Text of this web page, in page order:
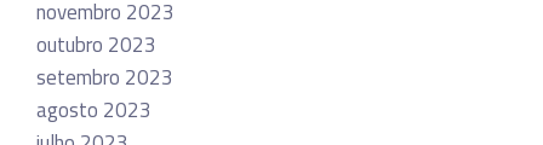
novembro 2023
outubro 2023
setembro 2023
agosto 2023